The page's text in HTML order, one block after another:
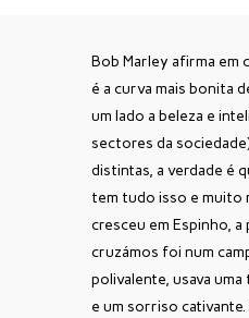
Bob Marley afirma em
é a curva mais bonita
um lado a beleza e
sectores da
distintas, a verdade é
tem tudo isso e muito
cresceu em Espinho,
cruzámos foi num
polivalente, usava
e um sorriso